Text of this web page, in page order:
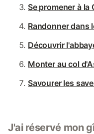
Se promener à la
Randonner dans
Découvrir
Monter au col
Savourer les
J'ai réservé mon